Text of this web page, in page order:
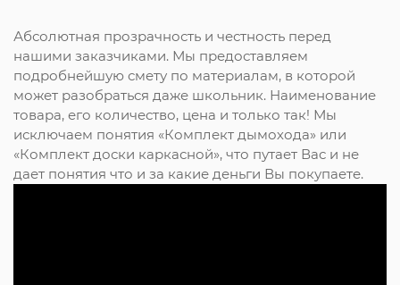
Абсолютная прозрачность и честность перед
нашими заказчиками. Мы предоставляем
подробнейшую смету по материалам, в которой
может разобраться даже школьник. Наименование
товара, его количество, цена и только так! Мы
исключаем понятия «Комплект дымохода» или
«Комплект доски каркасной», что путает Вас и не
дает понятия что и за какие деньги Вы покупаете.